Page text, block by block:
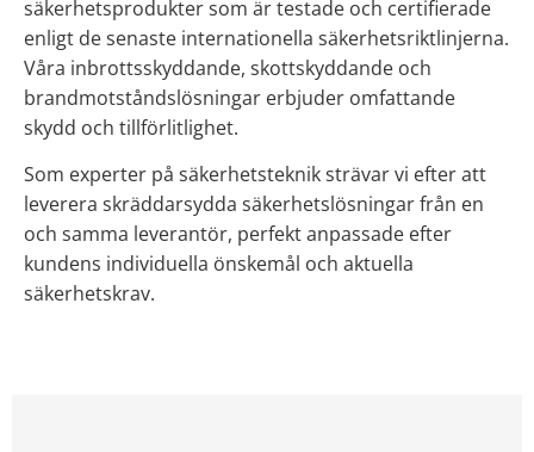
säkerhetsprodukter som är testade och certifierade
enligt de senaste internationella säkerhetsriktlinjerna.
Våra inbrottsskyddande, skottskyddande och
brandmotståndslösningar erbjuder omfattande
skydd och tillförlitlighet.
Som experter på säkerhetsteknik strävar vi efter att
leverera skräddarsydda säkerhetslösningar från en
och samma leverantör, perfekt anpassade efter
kundens individuella önskemål och aktuella
säkerhetskrav.